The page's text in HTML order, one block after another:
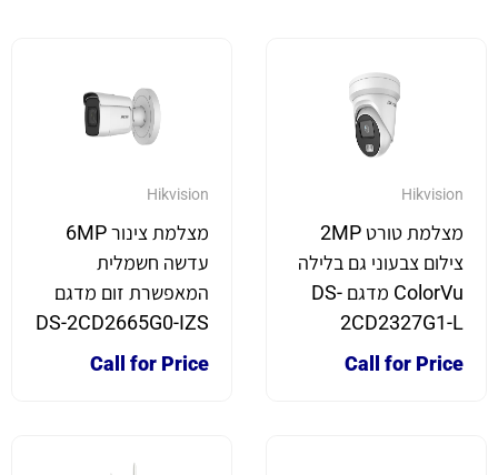
Hikvision
מצלמת טורט 2MP
צילום צבעוני גם בלילה
ColorVu מדגם DS-
2CD2327G1-L
Call for Price
Hikvision
מצלמת צינור 6MP
עדשה חשמלית
המאפשרת זום מדגם
DS-2CD2665G0-IZS
Call for Price